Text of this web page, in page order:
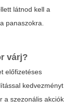
látnod kell a
panaszokra.
várj?
előfizetéses
kedvezményt
a szezonális akciók